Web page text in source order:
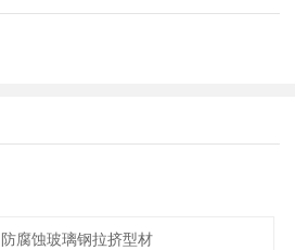
防腐蚀玻璃钢拉挤型材